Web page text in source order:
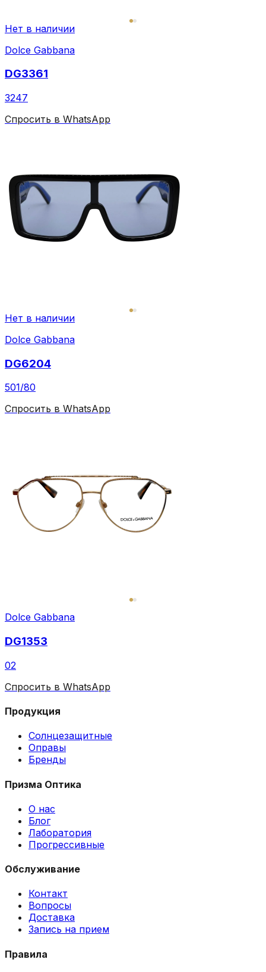
Нет в наличии
Dolce Gabbana
DG3361
3247
Спросить в WhatsApp
Нет в наличии
Dolce Gabbana
DG6204
501/80
Спросить в WhatsApp
Dolce Gabbana
DG1353
02
Спросить в WhatsApp
Продукция
Солнцезащитные
Оправы
Бренды
Призма Оптика
О нас
Блог
Лаборатория
Прогрессивные
Обслуживание
Контакт
Вопросы
Доставка
Запись на прием
Правила